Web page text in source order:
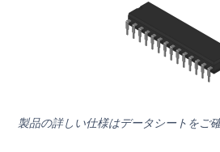
製品の詳しい仕様はデータシートをご